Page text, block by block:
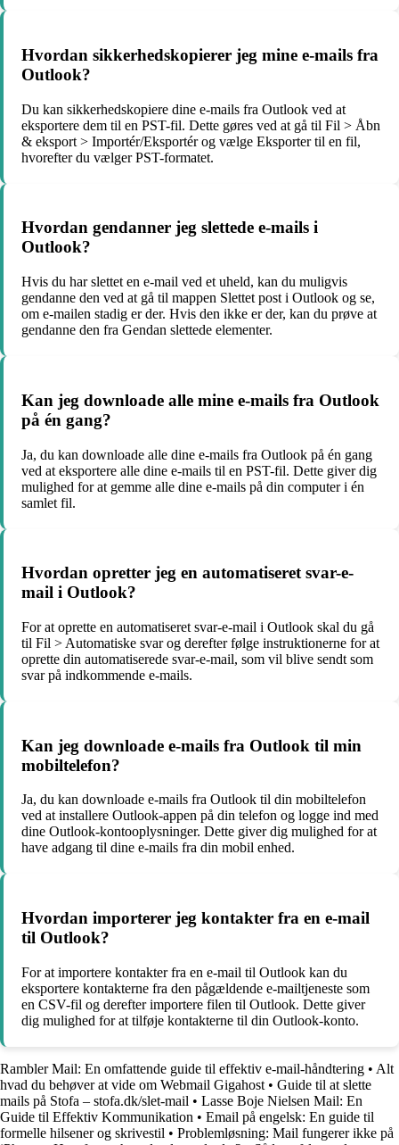
Hvordan sikkerhedskopierer jeg mine e-mails fra
Outlook?
Du kan sikkerhedskopiere dine e-mails fra Outlook ved at
eksportere dem til en PST-fil. Dette gøres ved at gå til Fil > Åbn
& eksport > Importér/Eksportér og vælge Eksporter til en fil,
hvorefter du vælger PST-formatet.
Hvordan gendanner jeg slettede e-mails i
Outlook?
Hvis du har slettet en e-mail ved et uheld, kan du muligvis
gendanne den ved at gå til mappen Slettet post i Outlook og se,
om e-mailen stadig er der. Hvis den ikke er der, kan du prøve at
gendanne den fra Gendan slettede elementer.
Kan jeg downloade alle mine e-mails fra Outlook
på én gang?
Ja, du kan downloade alle dine e-mails fra Outlook på én gang
ved at eksportere alle dine e-mails til en PST-fil. Dette giver dig
mulighed for at gemme alle dine e-mails på din computer i én
samlet fil.
Hvordan opretter jeg en automatiseret svar-e-
mail i Outlook?
For at oprette en automatiseret svar-e-mail i Outlook skal du gå
til Fil > Automatiske svar og derefter følge instruktionerne for at
oprette din automatiserede svar-e-mail, som vil blive sendt som
svar på indkommende e-mails.
Kan jeg downloade e-mails fra Outlook til min
mobiltelefon?
Ja, du kan downloade e-mails fra Outlook til din mobiltelefon
ved at installere Outlook-appen på din telefon og logge ind med
dine Outlook-kontooplysninger. Dette giver dig mulighed for at
have adgang til dine e-mails fra din mobil enhed.
Hvordan importerer jeg kontakter fra en e-mail
til Outlook?
For at importere kontakter fra en e-mail til Outlook kan du
eksportere kontakterne fra den pågældende e-mailtjeneste som
en CSV-fil og derefter importere filen til Outlook. Dette giver
dig mulighed for at tilføje kontakterne til din Outlook-konto.
Rambler Mail: En omfattende guide til effektiv e-mail-håndtering • Alt
hvad du behøver at vide om Webmail Gigahost • Guide til at slette
mails på Stofa – stofa.dk/slet-mail • Lasse Boje Nielsen Mail: En
Guide til Effektiv Kommunikation • Email på engelsk: En guide til
formelle hilsener og skrivestil • Problemløsning: Mail fungerer ikke på